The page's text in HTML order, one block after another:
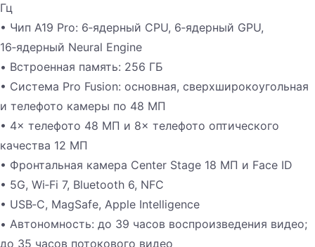
Гц
• Чип A19 Pro: 6‑ядерный CPU, 6‑ядерный GPU,
16‑ядерный Neural Engine
• Встроенная память: 256 ГБ
• Система Pro Fusion: основная, сверхширокоугольная
и телефото камеры по 48 МП
• 4× телефото 48 МП и 8× телефото оптического
качества 12 МП
• Фронтальная камера Center Stage 18 МП и Face ID
• 5G, Wi‑Fi 7, Bluetooth 6, NFC
• USB‑C, MagSafe, Apple Intelligence
• Автономность: до 39 часов воспроизведения видео;
до 35 часов потокового видео